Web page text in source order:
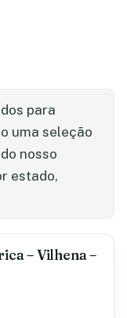
para
uma seleção
nosso
estado,
– Vilhena –